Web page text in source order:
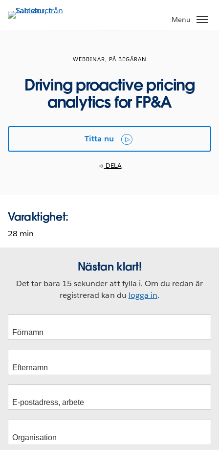
vidare
Menu
WEBBINAR, PÅ BEGÄRAN
Driving proactive pricing
analytics for FP&A
Titta nu
DELA
Varaktighet:
28 min
Nästan klart!
Det tar bara 15 sekunder att fylla i. Om du redan är
registrerad kan du logga in.